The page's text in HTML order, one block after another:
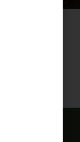
buscando.